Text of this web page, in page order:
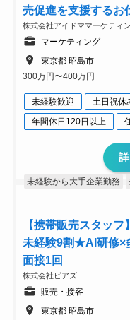
売促進を支援するお
株式会社アイドママーケティ
マーケティング
東京都 昭島市
300万円〜400万円
未経験歓迎 土日祝休
年間休日120日以上
未経験から大手企業勤務
【携帯販売スタッ
未経験9割★AI研修×
面接1回
株式会社ピアズ
販売・接客
東京都 昭島市